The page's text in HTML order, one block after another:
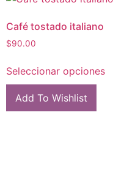
Café tostado italiano
$90.00
Seleccionar opciones
Add To Wishlist